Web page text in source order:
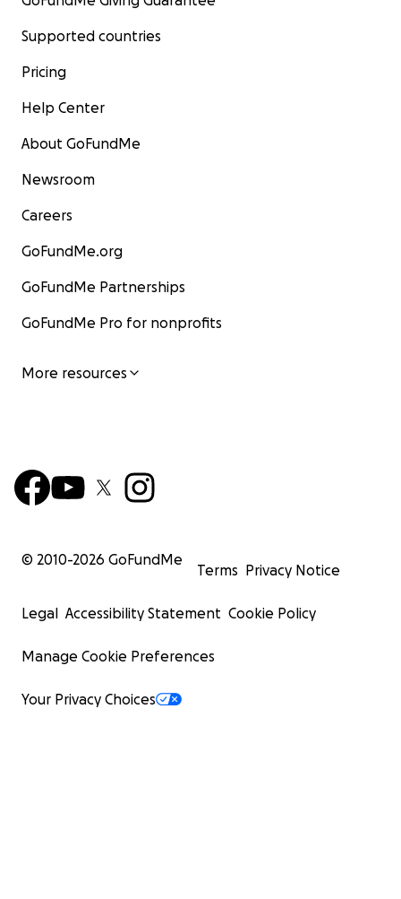
Supported countries
Pricing
Help Center
About GoFundMe
Newsroom
Careers
GoFundMe.org
GoFundMe Partnerships
GoFundMe Pro for nonprofits
More resources
© 2010-2026 GoFundMe
Terms Privacy Notice
Legal Accessibility Statement Cookie Policy
Manage Cookie Preferences
Your Privacy Choices